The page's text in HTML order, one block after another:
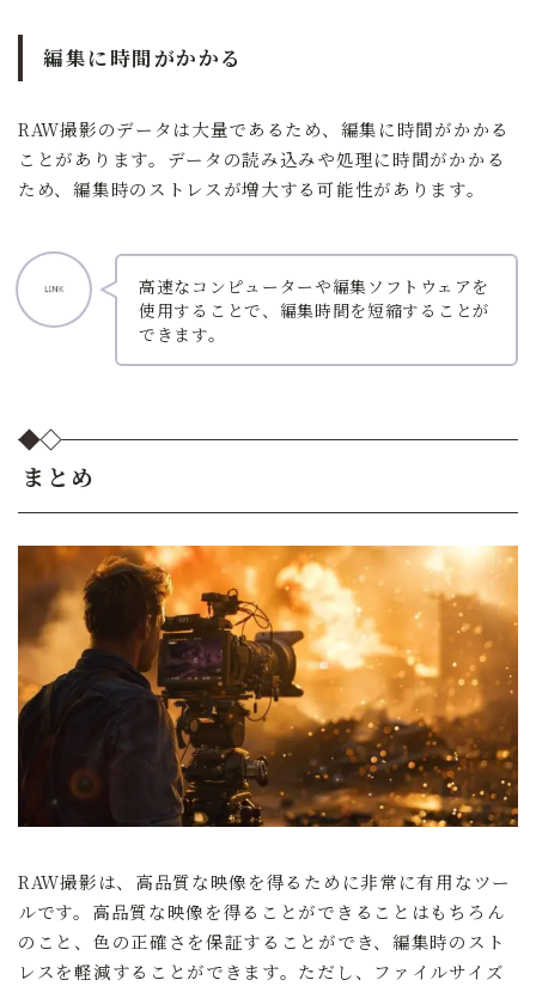
編集に時間がかかる
RAW撮影のデータは大量であるため、編集に時間がかかる
ことがあります。データの読み込みや処理に時間がかかる
ため、編集時のストレスが増大する可能性があります。
高速なコンピューターや編集ソフトウェアを
使用することで、編集時間を短縮することが
できます。
まとめ
RAW撮影は、高品質な映像を得るために非常に有用なツー
ルです。高品質な映像を得ることができることはもちろん
のこと、色の正確さを保証することができ、編集時のスト
レスを軽減することができます。ただし、ファイルサイズ